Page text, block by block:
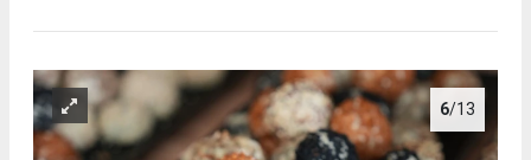
6/13